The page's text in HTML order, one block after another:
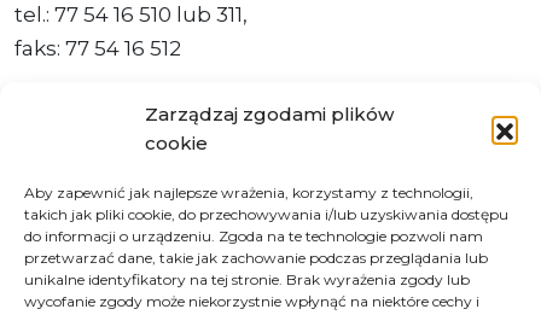
Zarządzaj zgodami plików
cookie
Aby zapewnić jak najlepsze wrażenia, korzystamy z technologii,
takich jak pliki cookie, do przechowywania i/lub uzyskiwania dostępu
do informacji o urządzeniu. Zgoda na te technologie pozwoli nam
przetwarzać dane, takie jak zachowanie podczas przeglądania lub
unikalne identyfikatory na tej stronie. Brak wyrażenia zgody lub
wycofanie zgody może niekorzystnie wpłynąć na niektóre cechy i
tel.: 77 54 16 510 lub 311,
faks: 77 54 16 512
Adres do e-Doręczeń
Urzędu: AE:PL-66703-73759-IGTUV-14